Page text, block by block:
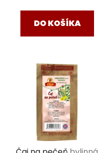
DO KOŠÍKA